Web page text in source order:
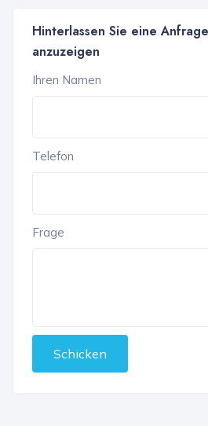
Hinterlassen Sie eine
anzuzeigen
Ihren Namen
Telefon
Frage
Schicken